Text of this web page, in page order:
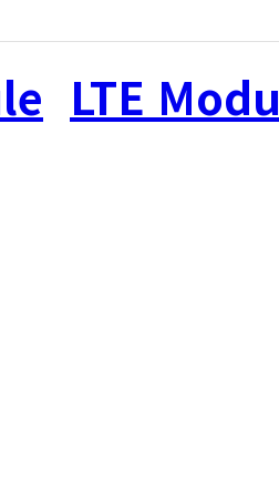
LTE